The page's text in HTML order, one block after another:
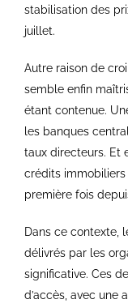
stabilisation des
juillet.
Autre raison de
semble enfin
étant contenue.
les banques
taux directeurs. Et
crédits immobiliers
première fois
Dans ce contexte,
délivrés par les
significative. Ces
d’accès, avec une